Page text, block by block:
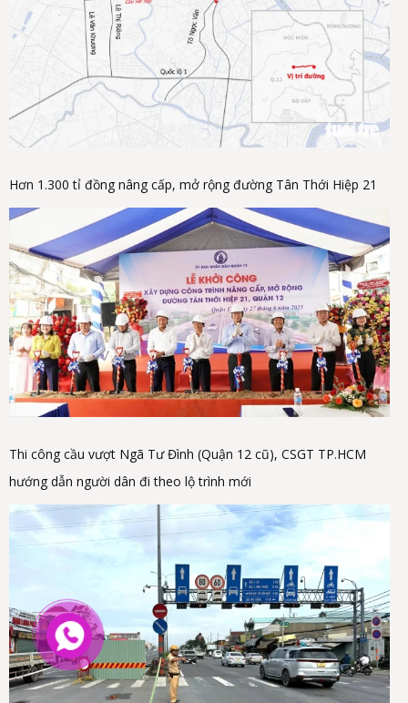
Hơn 1.300 tỉ đồng nâng cấp, mở rộng đường Tân Thới Hiệp 21
Thi công cầu vượt Ngã Tư Đình (Quận 12 cũ), CSGT TP.HCM
hướng dẫn người dân đi theo lộ trình mới